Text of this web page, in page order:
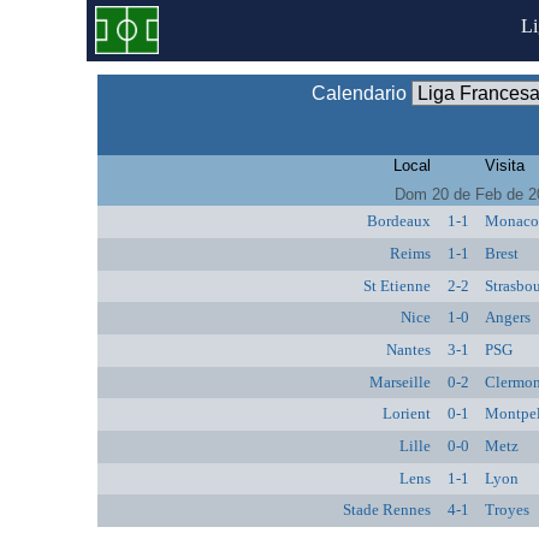
Calendario
Local Visita
Dom 20 de Feb de
Bordeaux
1-1 Monaco
Reims
1-1 Brest
St Etienne
2-2
Nice
1-0 Angers
Nantes
3-1 PSG
Marseille
0-2
Lorient
0-1
Lille
0-0 Metz
Lens
1-1 Lyon
Stade Rennes
4-1 Troyes